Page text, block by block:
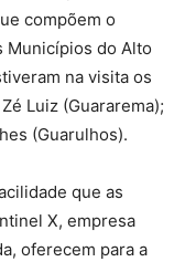
compõem o
Municípios do Alto
na visita os
Luiz (Guararema);
(Guarulhos).
que as
X, empresa
oferecem para a